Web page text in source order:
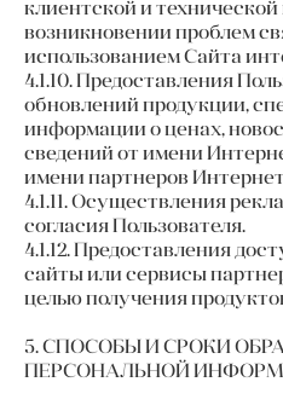
клиентской и
возникновении проблем
использованием Сайта
4.1.10. Предоставления
обновлений продукции,
информации о ценах,
сведений от имени
имени партнеров
4.1.11. Осуществления
согласия Пользователя.
4.1.12. Предоставления
сайты или сервисы
целью получения
5. СПОСОБЫ И СРОКИ
ПЕРСОНАЛЬНОЙ